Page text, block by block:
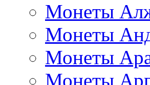
Монеты
Монеты
Монеты
Монеты